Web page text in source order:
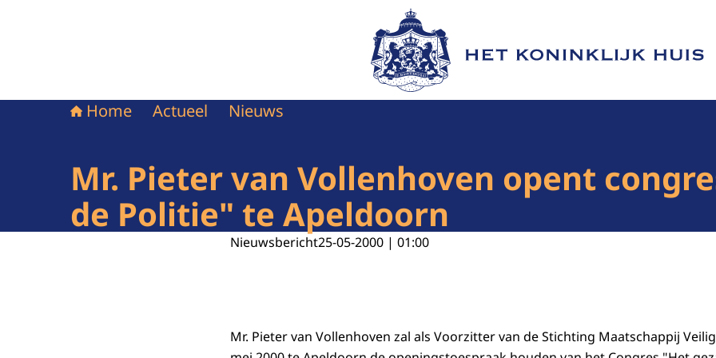
Naar de homepage van Het Koninklijk Huis
Home Actueel Nieuws
Mr. Pieter van Vollenhoven opent
de Politie" te Apeldoorn
Nieuwsbericht25-05-2000 | 01:00
Mr. Pieter van Vollenhoven zal als Voorzitter van de Stichting Maatschappij